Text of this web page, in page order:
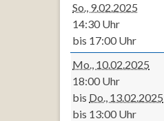
So., 9.02.2025
14:30 Uhr
bis 17:00 Uhr
Mo., 10.02.2025
18:00 Uhr
bis Do., 13.02.2025
bis 13:00 Uhr